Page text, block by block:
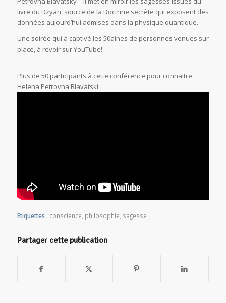
livre du Dzyan, source de la Doctrine secrète qui exposent des
données aujourd’hui admises dans la physique quantique.
Une soirée qui a captivé les 50aines de personnes venues sur
place, à revoir sur YouTube!
Plus de 50 participants à cette conférence pour connaitre
Helena Petrovna Blavatski
Etiquettes : conscience, philosophie, sagesse
Partager cette publication